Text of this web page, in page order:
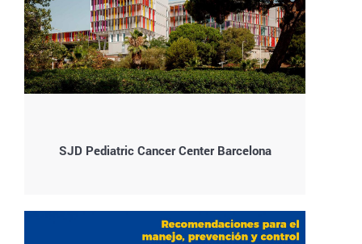
SJD Pediatric Cancer Center Barcelona